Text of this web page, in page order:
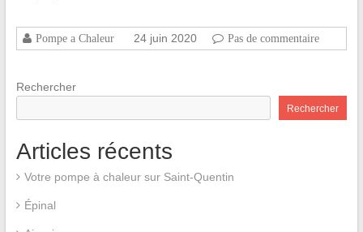
Pompe a Chaleur 24 juin 2020 Pas de commentaire
Rechercher
Rechercher
Articles récents
Votre pompe à chaleur sur Saint-Quentin
Épinal